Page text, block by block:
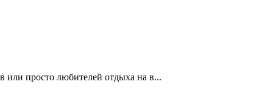
или просто любителей отдыха на в...